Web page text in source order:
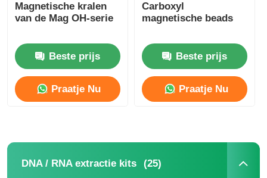
Magnetische kralen
van de Mag OH-serie
Beste prijs
Praatje Nu
Carboxyl
magnetische beads
Beste prijs
Praatje Nu
DNA / RNA extractie kits (25)